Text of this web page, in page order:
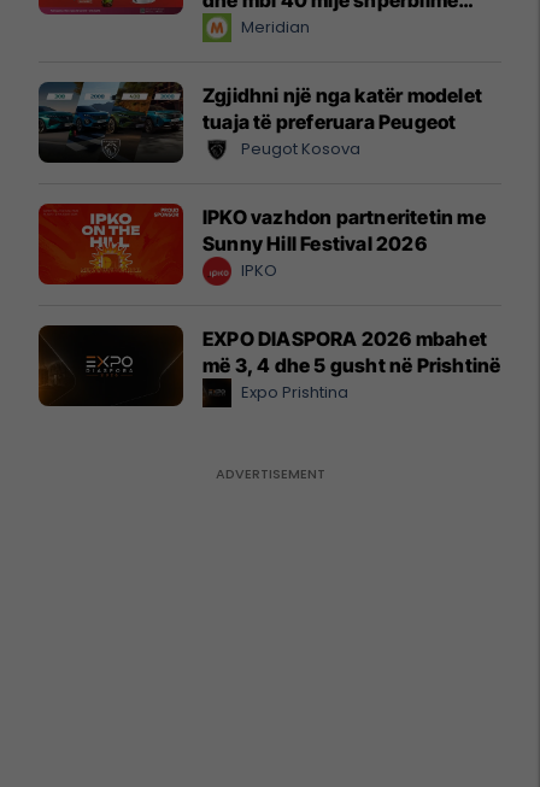
instant!Meridian
Zgjidhni një nga katër modelet
tuaja të preferuara Peugeot
Peugot Kosova
IPKO vazhdon partneritetin me
Sunny Hill Festival 2026
IPKO
EXPO DIASPORA 2026 mbahet
më 3, 4 dhe 5 gusht në Prishtinë
Expo Prishtina